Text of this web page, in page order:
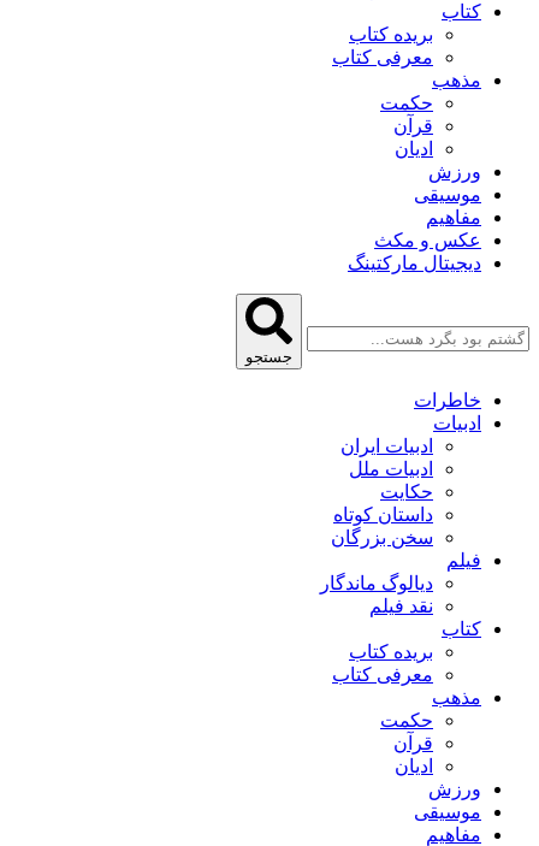
کتاب
بریده کتاب
معرفی کتاب
مذهب
حکمت
قرآن
ادیان
ورزش
موسیقی
مفاهیم
عکس و مکث
دیجیتال مارکتینگ
جستجو
خاطرات
ادبیات
ادبیات ایران
ادبیات ملل
حکایت
داستان کوتاه
سخن بزرگان
فیلم
دیالوگ ماندگار
نقد فیلم
کتاب
بریده کتاب
معرفی کتاب
مذهب
حکمت
قرآن
ادیان
ورزش
موسیقی
مفاهیم